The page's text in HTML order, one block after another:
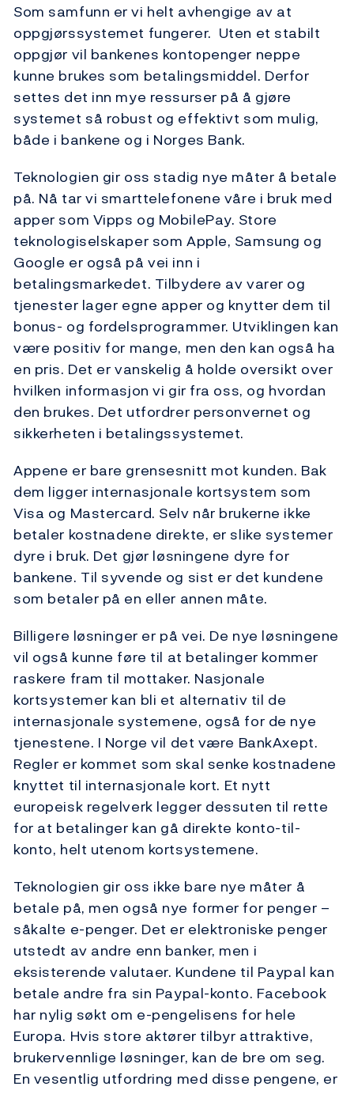
Som samfunn er vi helt avhengige av at
oppgjørssystemet fungerer. Uten et stabilt
oppgjør vil bankenes kontopenger neppe
kunne brukes som betalingsmiddel. Derfor
settes det inn mye ressurser på å gjøre
systemet så robust og effektivt som mulig,
både i bankene og i Norges Bank.
Teknologien gir oss stadig nye måter å betale
på. Nå tar vi smarttelefonene våre i bruk med
apper som Vipps og MobilePay. Store
teknologiselskaper som Apple, Samsung og
Google er også på vei inn i
betalingsmarkedet. Tilbydere av varer og
tjenester lager egne apper og knytter dem til
bonus- og fordelsprogrammer. Utviklingen kan
være positiv for mange, men den kan også ha
en pris. Det er vanskelig å holde oversikt over
hvilken informasjon vi gir fra oss, og hvordan
den brukes. Det utfordrer personvernet og
sikkerheten i betalingssystemet.
Appene er bare grensesnitt mot kunden. Bak
dem ligger internasjonale kortsystem som
Visa og Mastercard. Selv når brukerne ikke
betaler kostnadene direkte, er slike systemer
dyre i bruk. Det gjør løsningene dyre for
bankene. Til syvende og sist er det kundene
som betaler på en eller annen måte.
Billigere løsninger er på vei. De nye løsningene
vil også kunne føre til at betalinger kommer
raskere fram til mottaker. Nasjonale
kortsystemer kan bli et alternativ til de
internasjonale systemene, også for de nye
tjenestene. I Norge vil det være BankAxept.
Regler er kommet som skal senke kostnadene
knyttet til internasjonale kort. Et nytt
europeisk regelverk legger dessuten til rette
for at betalinger kan gå direkte konto-til-
konto, helt utenom kortsystemene.
Teknologien gir oss ikke bare nye måter å
betale på, men også nye former for penger –
såkalte e-penger. Det er elektroniske penger
utstedt av andre enn banker, men i
eksisterende valutaer. Kundene til Paypal kan
betale andre fra sin Paypal-konto. Facebook
har nylig søkt om e-pengelisens for hele
Europa. Hvis store aktører tilbyr attraktive,
brukervennlige løsninger, kan de bre om seg.
En vesentlig utfordring med disse pengene, er